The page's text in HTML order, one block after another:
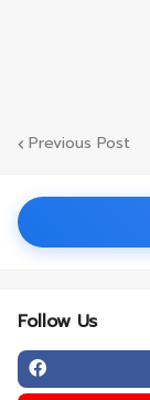
Previous Post
Follow Us